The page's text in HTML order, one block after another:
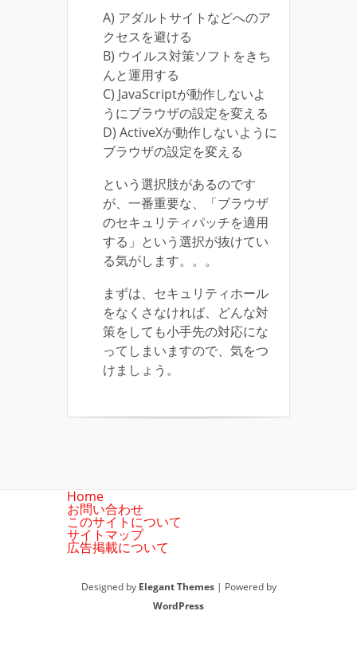
A) アダルトサイトなどへのア
クセスを避ける
B) ウイルス対策ソフトをきち
んと運用する
C) JavaScriptが動作しないよ
うにブラウザの設定を変える
D) ActiveXが動作しないように
ブラウザの設定を変える
という選択肢があるのです
が、一番重要な、「ブラウザ
のセキュリティパッチを適用
する」という選択が抜けてい
る気がします。。。
まずは、セキュリティホール
をなくさなければ、どんな対
策をしても小手先の対応にな
ってしまいますので、気をつ
けましょう。
Home
お問い合わせ
このサイトについて
サイトマップ
広告掲載について
Designed by Elegant Themes| Powered by
WordPress